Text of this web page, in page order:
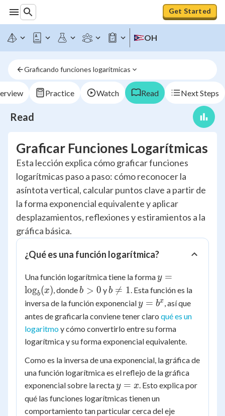
Get Started
OH
Graficando funciones logarítmicas
Practice Watch Read Next Steps
Read
Graficar Funciones Logarítmicas
Esta lección explica cómo graficar funciones
logarítmicas paso a paso: cómo reconocer la
asíntota vertical, calcular puntos clave a partir de
la forma exponencial equivalente y aplicar
desplazamientos, reflexiones y estiramientos a la
gráfica básica.
¿Qué es una función logarítmica?
Una función logarítmica tiene la formay =
\log_b(x)
y =
logb(x), dondeb
>
0
b > 0 yb
\ne
b 
= 1. Esta función es la
inversa de la función exponencialy =
b^x
y = bx, así que
antes de graficarla conviene tener claro qué es un
logaritmoy cómo convertirlo entre su forma
logarítmica y su forma exponencial equivalente.
Como es la inversa de una exponencial, la gráfica de
una función logarítmica es el reflejo de la gráfica
exponencial sobre la rectay
=
x
y = x. Esto explica por
qué las funciones logarítmicas tienen un
comportamiento tan particular cerca del eje